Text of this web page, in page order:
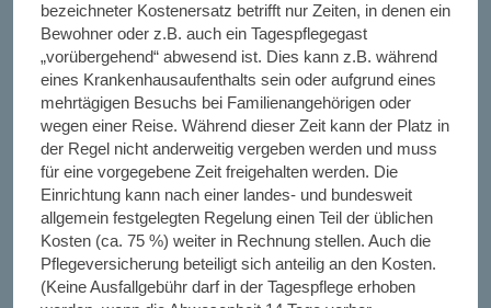
bezeichneter Kostenersatz betrifft nur Zeiten, in denen ein
Bewohner oder z.B. auch ein Tagespflegegast
„vorübergehend“ abwesend ist. Dies kann z.B. während
eines Krankenhausaufenthalts sein oder aufgrund eines
mehrtägigen Besuchs bei Familienangehörigen oder
wegen einer Reise. Während dieser Zeit kann der Platz in
der Regel nicht anderweitig vergeben werden und muss
für eine vorgegebene Zeit freigehalten werden. Die
Einrichtung kann nach einer landes- und bundesweit
allgemein festgelegten Regelung einen Teil der üblichen
Kosten (ca. 75 %) weiter in Rechnung stellen. Auch die
Pflegeversicherung beteiligt sich anteilig an den Kosten.
(Keine Ausfallgebühr darf in der Tagespflege erhoben